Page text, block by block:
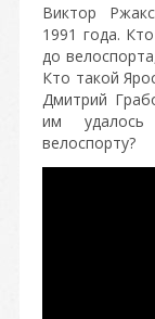
Виктор
1991 года.
до
Кто такой
Дмитрий
им
велоспорту?